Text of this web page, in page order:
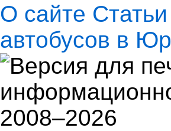
О сайте Статьи
автобусов в
2008–2026